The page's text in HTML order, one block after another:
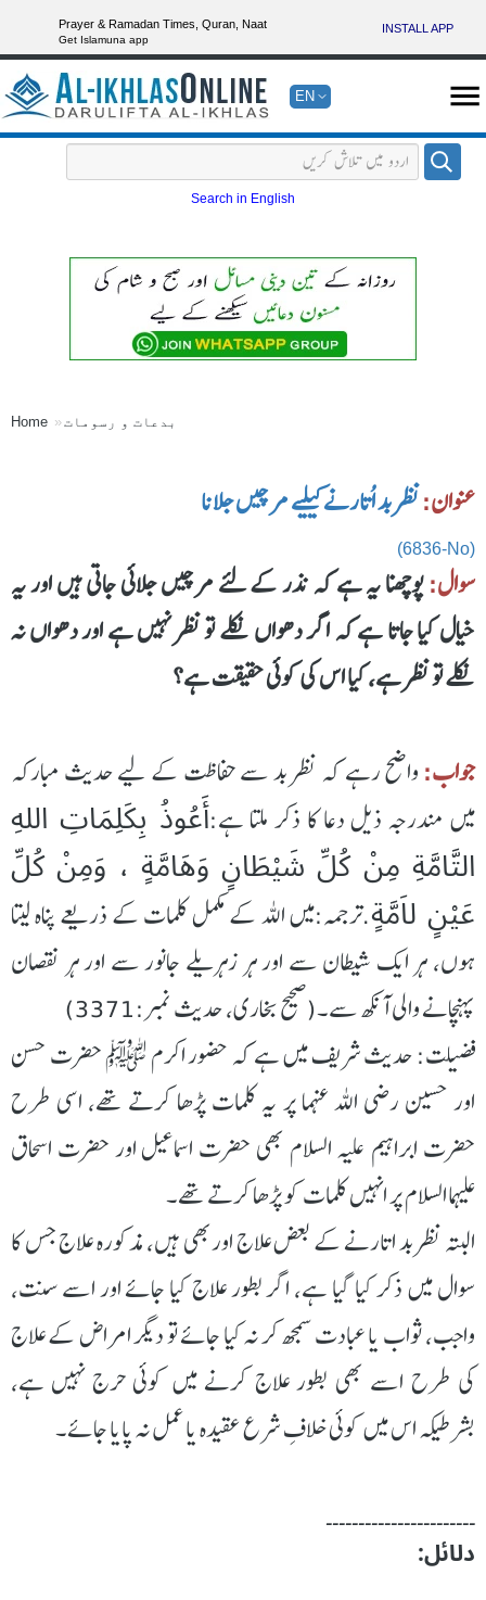
Prayer & Ramadan Times, Quran, Naat
Get Islamuna app
INSTALL APP
EN
Search in English
Home بدعات و رسومات
عنوان:نظر بد اُتارنے کیلیے مرچیں جلانا
(6836-No)
سوال:پوچھنا یہ ہے کہ نذر کے لئے مرچیں جلائی جاتی ہیں اور یہ
خیال کیا جاتا ہے کہ اگر دھواں نکلے تو نظر نہیں ہے اور دھواں نہ
نکلے تو نظر ہے، کیا اس کی کوئی حقیقت ہے؟
جواب:واضح رہے کہ نظر بد سے حفاظت کے لیے حدیث مبارکہ
میں مندرجہ ذیل دعا کا ذکر ملتا ہے:أَعُوذُ بِكَلِمَاتِ اللهِ
التَّامَّةِ مِنْ كُلِّ شَيْطَانٍ وَهَامَّةٍ ، وَمِنْ كُلِّ
عَيْنٍ لاَمَّةٍ.ترجمہ:میں الله کے مکمل کلمات کے ذریعے پناہ لیتا
ہوں، ہر ایک شیطان سے اور ہر زہریلے جانور سے اور ہر نقصان
پہنچانے والی آنکھ سے۔(صحیح بخاری، حدیث نمبر:3371)
فضیلت: حدیث شریف میں ہے کہ حضور اکرم ﷺ حضرت حسن
اور حسین رضی اللہ عنہما پر یہ کلمات پڑھا کرتے تھے، اسی طرح
حضرت ابراہیم علیہ السلام بھی حضرت اسماعیل اور حضرت اسحاق
علیہما السلام پر انہیں کلمات کو پڑھا کرتے تھے۔
البتہ نظر بد اتارنے کے بعض علاج اوربھی ہیں، مذکورہ علاج جس کا
سوال میں ذکر کیا گیا ہے، اگر بطور علاج کیا جائے اور اسے سنت،
واجب، ثواب یا عبادت سمجھ کر نہ کیا جائے تو دیگر امراض کے علاج
کی طرح اسے بھی بطور علاج کرنے میں کوئی حرج نہیں ہے،
بشرطیکہ اس میں کوئی خلافِ شرع عقیدہ یا عمل نہ پایا جائے۔
۔۔۔۔۔۔۔۔۔۔۔۔۔۔۔۔۔۔۔۔۔۔۔
دلائل: